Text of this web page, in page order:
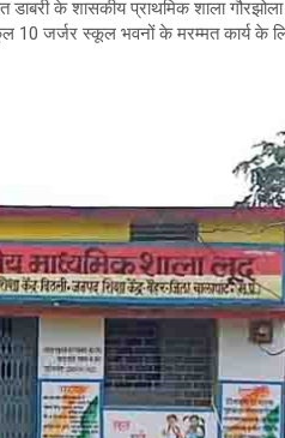
के शासकीय प्राथमिक शाला
10 जर्जर स्कूल भवनों के मरम्मत कार्य के